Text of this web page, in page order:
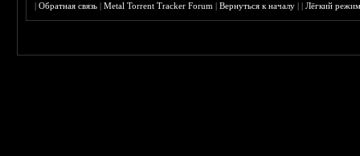
|Обратная связь |Metal Torrent Tracker Forum |Вернуться к началу ||Лёгкий